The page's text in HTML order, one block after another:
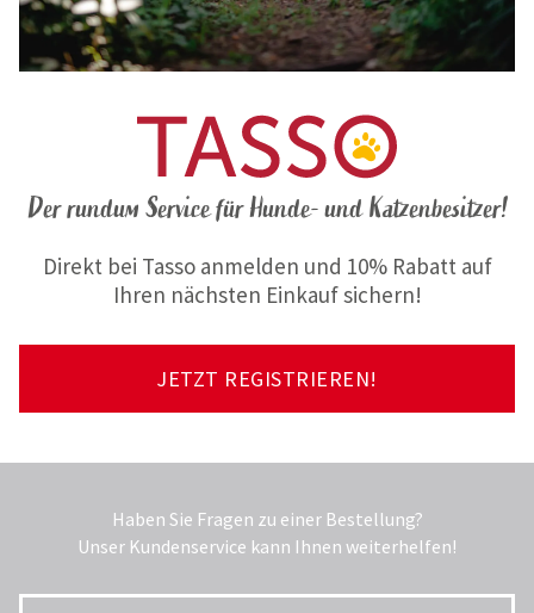
Der rundum Service für Hunde- und Katzenbesitzer!
Direkt bei Tasso anmelden und 10% Rabatt auf
Ihren nächsten Einkauf sichern!
JETZT REGISTRIEREN!
Haben Sie Fragen zu einer Bestellung?
Unser Kundenservice kann Ihnen weiterhelfen!